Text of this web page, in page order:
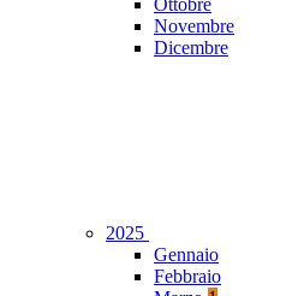
Ottobre
Novembre
Dicembre
2025
Gennaio
Febbraio